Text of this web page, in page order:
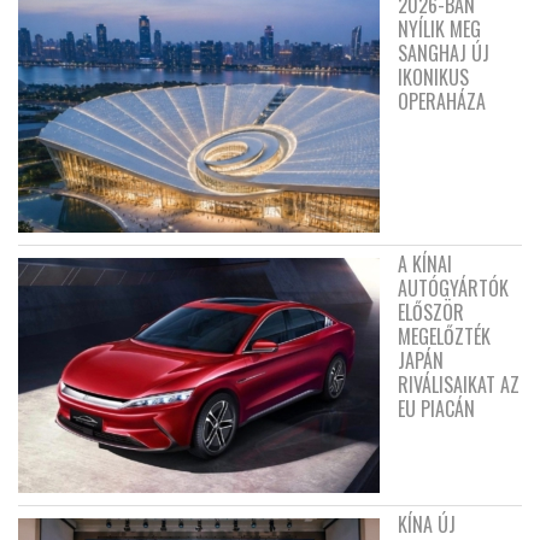
NYÍLIK MEG
SANGHAJ ÚJ
IKONIKUS
OPERAHÁZA
A KÍNAI
AUTÓGYÁRTÓK
ELŐSZÖR
MEGELŐZTÉK
JAPÁN
RIVÁLISAIKAT AZ
EU PIACÁN
KÍNA ÚJ